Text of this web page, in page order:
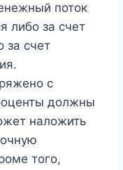
поток
либо за счет
за счет
с
должны
наложить
того,